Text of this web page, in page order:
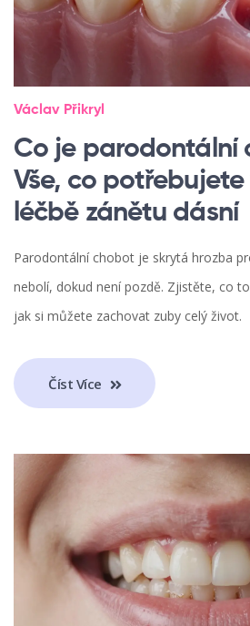
Václav Přikryl
Co je parodontální
Vše, co
léčbě zánětu dásní
Parodontální chobot je skrytá hrozba
nebolí, dokud není pozdě. Zjistěte, co
jak si můžete zachovat zuby celý život.
Číst Více